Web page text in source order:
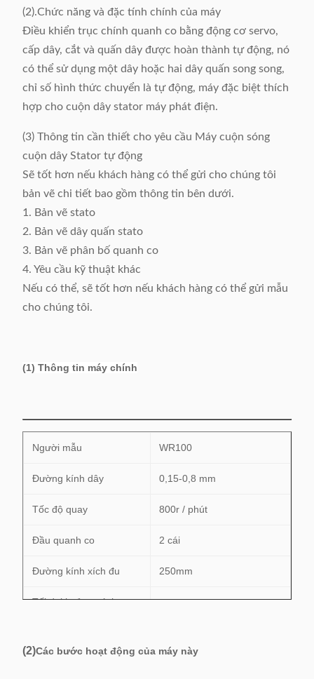
(2).Chức năng và đặc tính chính của máy
Điều khiển trục chính quanh co bằng động cơ servo,
cấp dây, cắt và quấn dây được hoàn thành tự động, nó
có thể sử dụng một dây hoặc hai dây quấn song song,
chỉ số hình thức chuyển là tự động, máy đặc biệt thích
hợp cho cuộn dây stator máy phát điện.
(3) Thông tin cần thiết cho yêu cầu Máy cuộn sóng
cuộn dây Stator tự động
Sẽ tốt hơn nếu khách hàng có thể gửi cho chúng tôi
bản vẽ chi tiết bao gồm thông tin bên dưới.
1. Bản vẽ stato
2. Bản vẽ dây quấn stato
3. Bản vẽ phân bố quanh co
4. Yêu cầu kỹ thuật khác
Nếu có thể, sẽ tốt hơn nếu khách hàng có thể gửi mẫu
cho chúng tôi.
(1) Thông tin máy chính
Người mẫu WR100
Đường kính dây 0,15-0,8 mm
Tốc độ quay 800r / phút
Đầu quanh co 2 cái
Đường kính xích đu 250mm
Tối đakhoảng cách
Áp suất không khí 0,4-0,7Mpa
(2)Các bước hoạt động của máy này